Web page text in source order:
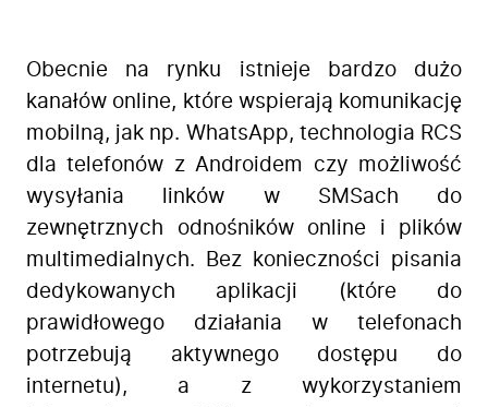
Firma
Produkty
Branże
Zastosowanie
Bezpieczeństwo
Blog
Kontakt
Obecnie na rynku istnieje bardzo dużo
kanałów online, które wspierają komunikację
mobilną, jak np. WhatsApp, technologia RCS
dla telefonów z Androidem czy możliwość
wysyłania linków w SMSach do
zewnętrznych odnośników online i plików
multimedialnych. Bez konieczności pisania
dedykowanych aplikacji (które do
prawidłowego działania w telefonach
potrzebują aktywnego dostępu do
internetu), a z wykorzystaniem